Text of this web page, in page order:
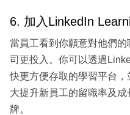
6. 加入LinkedIn
當員工看到你願意對他們
司更投入。你可以透過
快更方便存取的學習平台
大提升新員工的留職率及
牌。